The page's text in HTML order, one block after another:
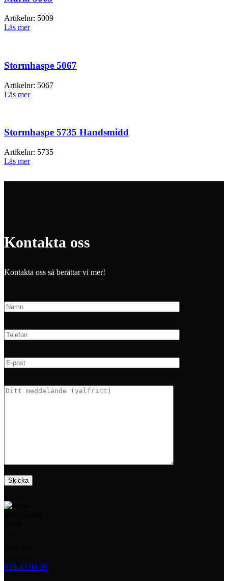
Artikelnr: 5009
Läs mer
Stormhaspe 5067
Artikelnr: 5067
Läs mer
Stormhaspe 5735 Handsmidd
Artikelnr: 5735
Läs mer
Kontakta oss
Kontakta oss så berättar vi mer!
033-13 00 20